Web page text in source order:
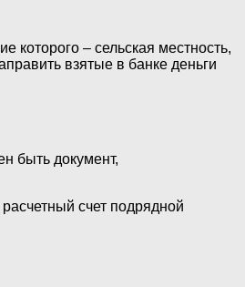
которого – сельская местность,
взятые в банке деньги
быть документ,
счет подрядной